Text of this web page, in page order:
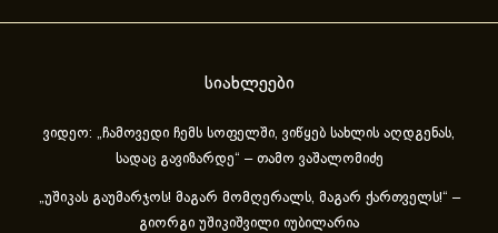
სიახლეები
ვიდეო: „ჩამოვედი ჩემს სოფელში, ვიწყებ სახლის აღდგენას,
სადაც გავიზარდე“ – თამო ვაშალომიძე
„უშიკას გაუმარჯოს! მაგარ მომღერალს, მაგარ ქართველს!“ –
გიორგი უშიკიშვილი იუბილარია